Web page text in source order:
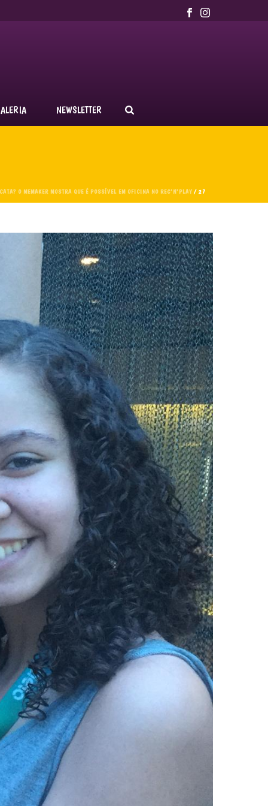
NEWSLETTER
O MEMAKER MOSTRA QUE É POSSÍVEL EM OFICINA NO REC'N'PLAY / 27